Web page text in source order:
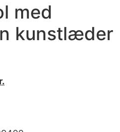
med
kunstlæder